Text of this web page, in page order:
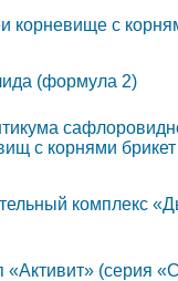
корневище с
(формула 2)
с корнями
комплекс
«Активит» (серия